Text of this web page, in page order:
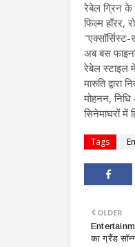
रेबेल ग्रिन के
फिल्म हॉरर,
अब बस
रेबेल स्टाइल
मारुति
मोहनन,
सिनेमाघरों में
Tags
OLDER
का ग्रैंड